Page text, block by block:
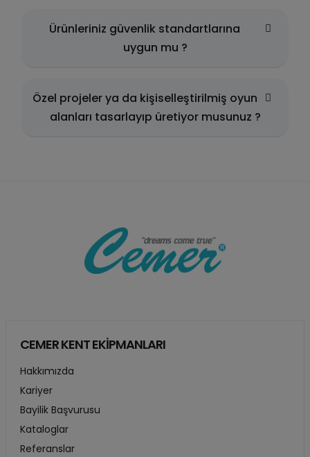
Ürünleriniz güvenlik standartlarına
uygun mu ?
Özel projeler ya da kişiselleştirilmiş oyun
alanları tasarlayıp üretiyor musunuz ?
CEMER KENT EKİPMANLARI
Hakkımızda
Kariyer
Bayilik Başvurusu
Kataloglar
Referanslar